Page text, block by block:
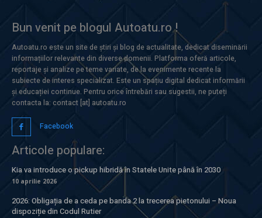
Bun venit pe blogul Autoatu.ro !
Autoatu.ro este un site de știri și blog de actualitate, dedicat diseminării
informațiilor relevante din diverse domenii. Platforma oferă articole,
reportaje și analize pe teme variate, de la evenimente recente la
subiecte de interes specializat. Este un spațiu digital dedicat informării
și educației continue. Pentru orice întrebări sau sugestii, ne puteți
contacta la: contact [at] autoatu.ro
Facebook
Articole populare:
Kia va introduce o pickup hibridă în Statele Unite până în 2030
10 aprilie 2026
2026: Obligația de a ceda pe banda 2 la trecerea pietonului – Noua
dispoziție din Codul Rutier